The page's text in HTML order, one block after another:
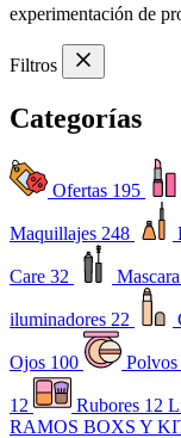
experimentación de
Filtros
Categorías
Ofertas 195
Maquillajes 248
Care 32
iluminadores 22
Ojos 100 Polvos
12 Rubores 12
RAMOS BOXS Y